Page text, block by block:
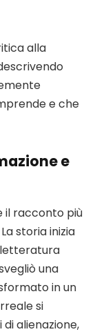
alla
e che
e
il racconto più
storia inizia
letteratura
una
in un
si
alienazione,